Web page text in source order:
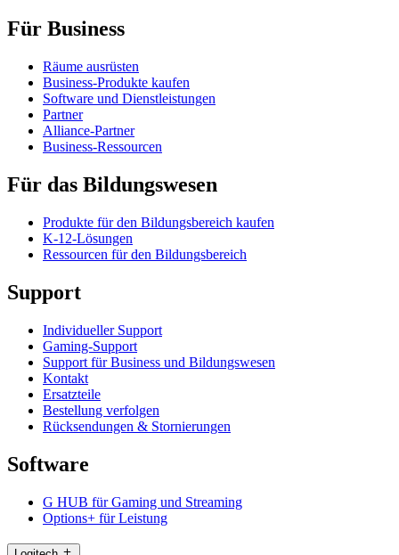
Für Business
Räume ausrüsten
Business-Produkte kaufen
Software und Dienstleistungen
Partner
Alliance-Partner
Business-Ressourcen
Für das Bildungswesen
Produkte für den Bildungsbereich kaufen
K-12-Lösungen
Ressourcen für den Bildungsbereich
Support
Individueller Support
Gaming-Support
Support für Business und Bildungswesen
Kontakt
Ersatzteile
Bestellung verfolgen
Rücksendungen & Stornierungen
Software
G HUB für Gaming und Streaming
Options+ für Leistung